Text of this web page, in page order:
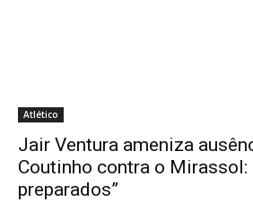
Atlético
Jair Ventura ameniza
Coutinho contra o Mirassol:
preparados”